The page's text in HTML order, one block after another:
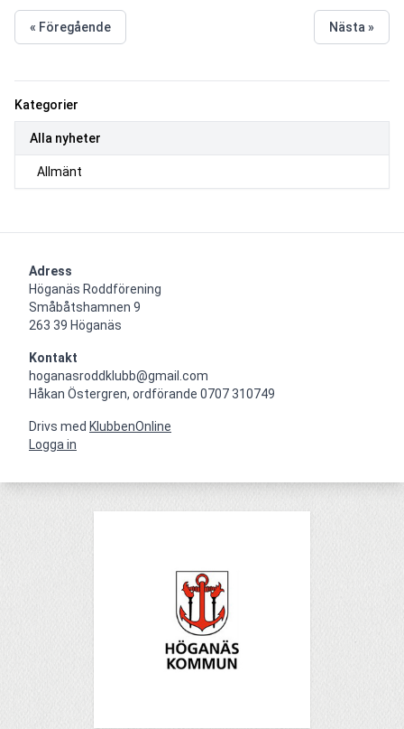
Kategorier
Alla nyheter
Allmänt
« Föregående Nästa »
Adress
Höganäs Roddförening
Småbåtshamnen 9
263 39 Höganäs
Kontakt
hoganasroddklubb@gmail.com
Håkan Östergren, ordförande 0707 310749
Drivs med KlubbenOnline
Logga in